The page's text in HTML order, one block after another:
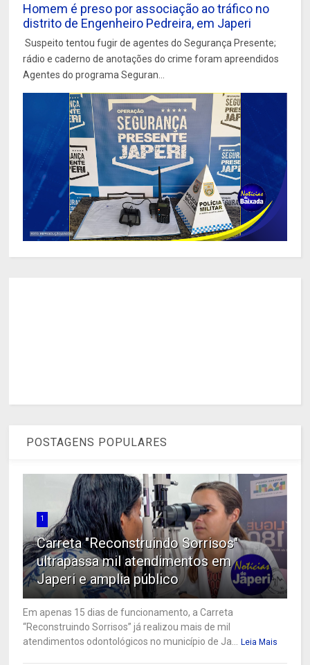
Homem é preso por associação ao tráfico no
distrito de Engenheiro Pedreira, em Japeri
Suspeito tentou fugir de agentes do Segurança Presente;
rádio e caderno de anotações do crime foram apreendidos
Agentes do programa Seguran...
POSTAGENS POPULARES
1
Carreta "Reconstruindo Sorrisos"
ultrapassa mil atendimentos em
Japeri e amplia público
Em apenas 15 dias de funcionamento, a Carreta
“Reconstruindo Sorrisos” já realizou mais de mil
atendimentos odontológicos no município de Ja...
Leia Mais